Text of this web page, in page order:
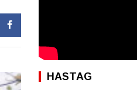
HASTAG